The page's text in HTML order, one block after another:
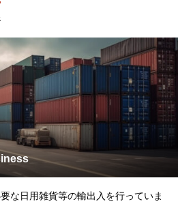
な日用雑貨等の輸出入を行っていま